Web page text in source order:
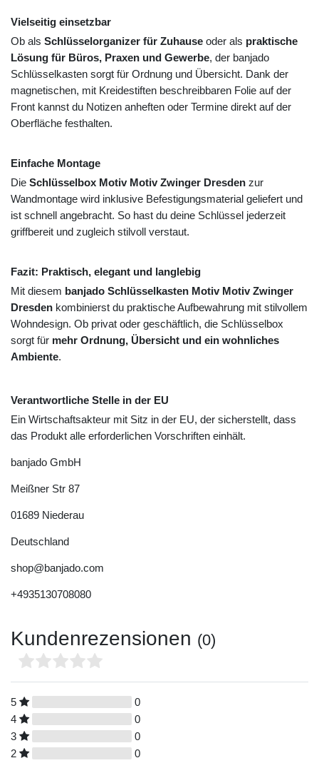
Vielseitig einsetzbar
Ob als Schlüsselorganizer für Zuhause oder als praktische
Lösung für Büros, Praxen und Gewerbe, der banjado
Schlüsselkasten sorgt für Ordnung und Übersicht. Dank der
magnetischen, mit Kreidestiften beschreibbaren Folie auf der
Front kannst du Notizen anheften oder Termine direkt auf der
Oberfläche festhalten.
Einfache Montage
Die Schlüsselbox Motiv Motiv Zwinger Dresden zur
Wandmontage wird inklusive Befestigungsmaterial geliefert und
ist schnell angebracht. So hast du deine Schlüssel jederzeit
griffbereit und zugleich stilvoll verstaut.
Fazit: Praktisch, elegant und langlebig
Mit diesem banjado Schlüsselkasten Motiv Motiv Zwinger
Dresden kombinierst du praktische Aufbewahrung mit stilvollem
Wohndesign. Ob privat oder geschäftlich, die Schlüsselbox
sorgt für mehr Ordnung, Übersicht und ein wohnliches
Ambiente.
Verantwortliche Stelle in der EU
Ein Wirtschaftsakteur mit Sitz in der EU, der sicherstellt, dass
das Produkt alle erforderlichen Vorschriften einhält.
banjado GmbH
Meißner Str 87
01689 Niederau
Deutschland
shop@banjado.com
+4935130708080
Kundenrezensionen (0)
5
0
4
0
3
0
2
0